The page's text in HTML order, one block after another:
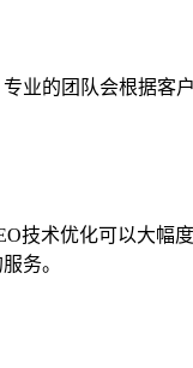
业的团队会根据
技术优化可以大
务。